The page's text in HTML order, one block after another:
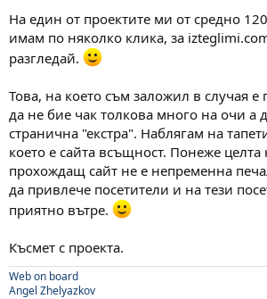
На един от проектите ми от средно
имам по няколко клика, за
разгледай.
Това, на което съм заложил в случая е
да не бие чак толкова много на очи а
странична "екстра". Наблягам на
което е сайта всъщност. Понеже
прохождащ сайт не е непременна
да привлече посетители и на тези
приятно вътре.
Късмет с проекта.
Web on board
Angel Zhelyazkov